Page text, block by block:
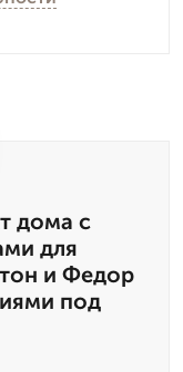
дома с
для
и Федор
под